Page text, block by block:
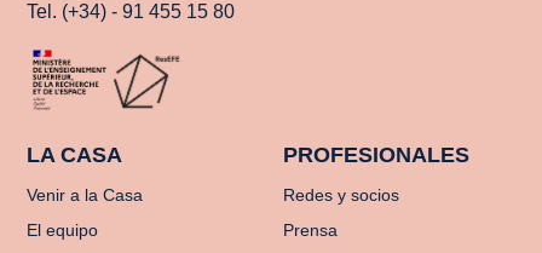
Tel. (+34) - 91 455 15 80
LA CASA
Venir a la Casa
El equipo
PROFESIONALES
Redes y socios
Prensa